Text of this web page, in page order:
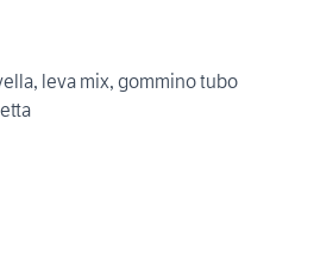
leva mix, gommino tubo